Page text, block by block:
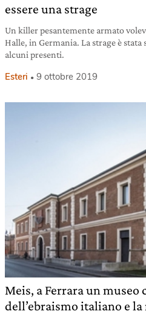
essere una strage
Un killer pesantemente armato
Halle, in Germania. La strage è
alcuni presenti.
Esteri 9 ottobre 2019
Meis, a Ferrara un museo
dell’ebraismo italiano e